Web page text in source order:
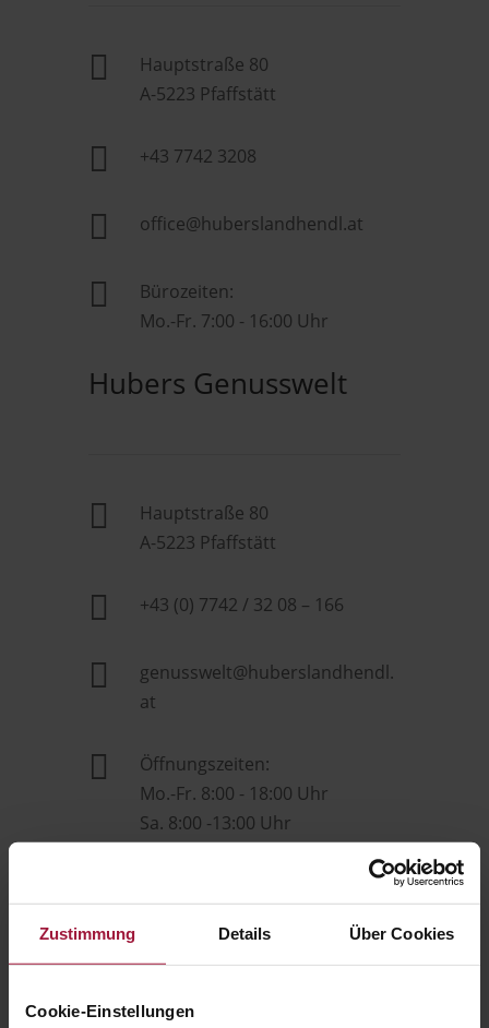
Zustimmung Details Über Cookies
Cookie-Einstellungen

Hauptstraße 80
A-5223 Pfaffstätt
 +43 7742 3208
 office@huberslandhendl.at

Bürozeiten:
Mo.-Fr. 7:00 - 16:00 Uhr
Hubers Genusswelt

Hauptstraße 80
A-5223 Pfaffstätt
 +43 (0) 7742 / 32 08 – 166

genusswelt@huberslandhendl.
at

Öffnungszeiten:
Mo.-Fr. 8:00 - 18:00 Uhr
Sa. 8:00 -13:00 Uhr
Sortiment
Nachhaltigkeit
Kontakt